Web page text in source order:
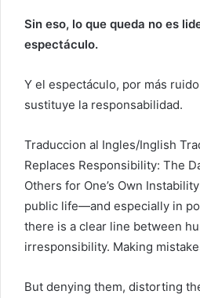
Sin eso, lo que queda no es
espectáculo.
Y el espectáculo, por más
sustituye la responsabilidad.
Traduccion al Ingles/Inglish
Replaces Responsibility: The
Others for One’s Own
public life—and especially in
there is a clear line between
irresponsibility. Making
But denying them, distorting